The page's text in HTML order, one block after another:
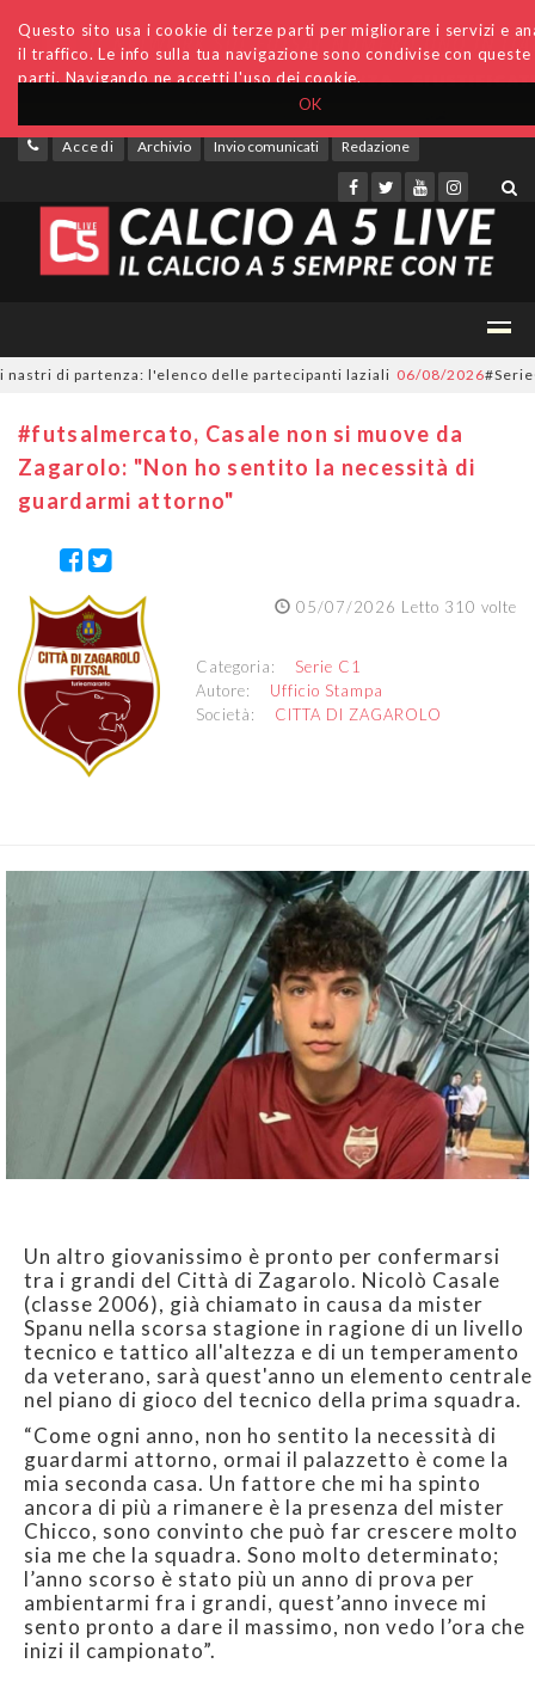
OK
Questo sito usa i cookie di terze parti per migliorare i servizi e
il traffico. Le info sulla tua navigazione sono condivise con
parti. Navigando ne accetti l'uso dei cookie.
Accedi Archivio Invio comunicati Redazione
di partenza: l'elenco delle partecipanti laziali 06/08/2026
#futsalmercato, Casale non si muove da
Zagarolo: "Non ho sentito la necessità di
guardarmi attorno"
05/07/2026 Letto 310 volte
Categoria: Serie C1
Autore: Ufficio Stampa
Società: CITTA DI ZAGAROLO
Un altro giovanissimo è pronto per confermarsi
tra i grandi del Città di Zagarolo. Nicolò Casale
(classe 2006), già chiamato in causa da mister
Spanu nella scorsa stagione in ragione di un livello
tecnico e tattico all'altezza e di un temperamento
da veterano, sarà quest'anno un elemento centrale
nel piano di gioco del tecnico della prima squadra.
“Come ogni anno, non ho sentito la necessità di
guardarmi attorno, ormai il palazzetto è come la
mia seconda casa. Un fattore che mi ha spinto
ancora di più a rimanere è la presenza del mister
Chicco, sono convinto che può far crescere molto
sia me che la squadra. Sono molto determinato;
l’anno scorso è stato più un anno di prova per
ambientarmi fra i grandi, quest’anno invece mi
sento pronto a dare il massimo, non vedo l’ora che
inizi il campionato”.